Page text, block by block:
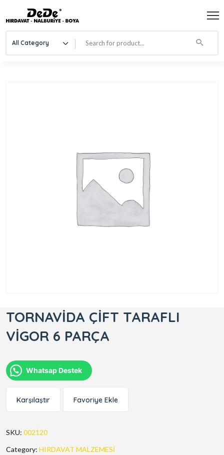
All Category
TORNAVİDA ÇİFT TARAFLI
VİGOR 6 PARÇA
Whatsap Destek
Karşılaştır Favoriye Ekle
SKU: 002120
Category: HIRDAVAT MALZEMESİ